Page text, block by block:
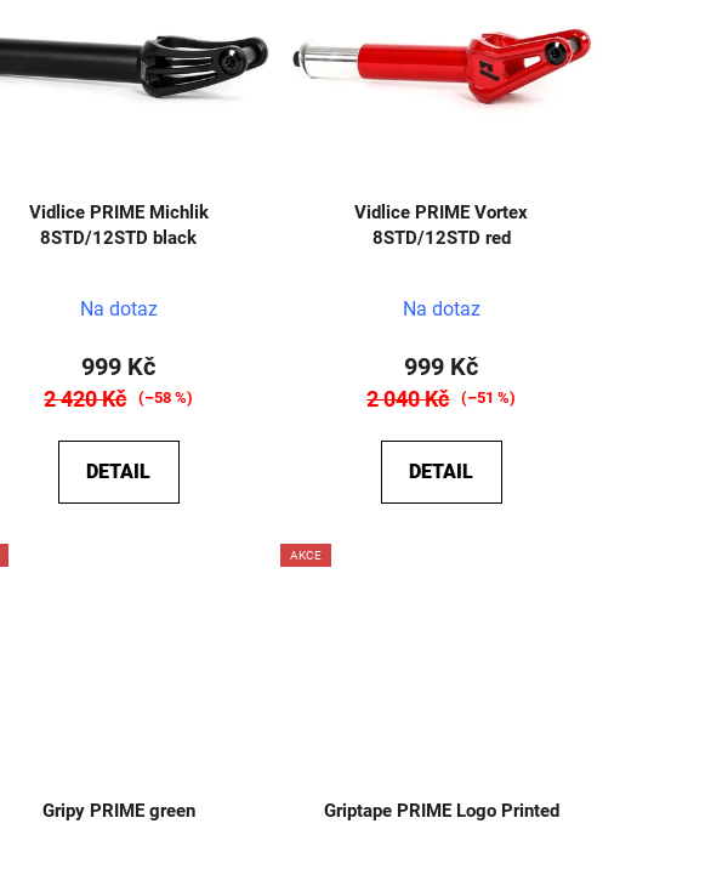
p
r
Vidlice PRIME Michlik
8STD/12STD black
Na dotaz
999 Kč
2 420 Kč (–58 %)
DETAIL
Vidlice PRIME Vortex
8STD/12STD red
Na dotaz
999 Kč
2 040 Kč (–51 %)
DETAIL
Gripy PRIME green
AKCE
Griptape PRIME Logo Printed